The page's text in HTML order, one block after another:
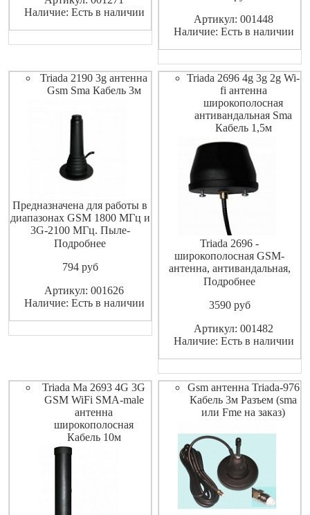
Наличие: Есть в наличии
Артикул: 001448
Наличие: Есть в наличии
Triada 2190 3g антенна
Gsm Sma Кабель 3м
Предназначена для работы в
диапазонах GSM 1800 МГц и
3G-2100 МГц. Пыле-
брызгозащищённое
основании.
Подробнее
794pуб
Артикул: 001626
Наличие: Есть в наличии
Triada 2696 4g 3g 2g Wi-
fi антенна
широкополосная
антивандальная Sma
Кабель 1,5м
Triada 2696 -
широкополосная GSM-
антенна, антивандальная,
врезная. Предназначена для
9001800 МГц, 3G-2100 МГц,
2600 МГц.
Подробнее
3590pуб
Артикул: 001482
Наличие: Есть в наличии
Triada Ma 2693 4G 3G
GSM WiFi SMA-male
антенна
широкополосная
Кабель 10м
Gsm антенна Triada-976
Кабель 3м Разъем (sma
или Fme на заказ)